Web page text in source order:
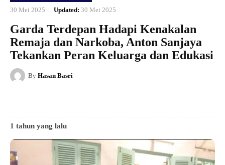
30 Mei 2025 Updated: 30 Mei 2025
Garda Terdepan Hadapi Kenakalan
Remaja dan Narkoba, Anton Sanjaya
Tekankan Peran Keluarga dan Edukasi
By Hasan Basri
1 tahun yang lalu